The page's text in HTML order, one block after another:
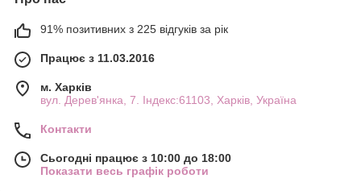
91% позитивних з 225 відгуків за рік
Працює з 11.03.2016
м. Харків
вул. Дерев'янка, 7. Індекс:61103, Харків, Україна
Контакти
Сьогодні працює з 10:00 до 18:00
Показати весь графік роботи